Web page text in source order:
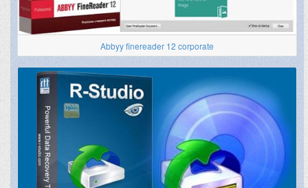
Abbyy finereader 12 corporate